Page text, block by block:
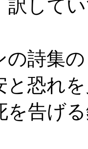
訳して
の詩集
と恐れ
を告げ